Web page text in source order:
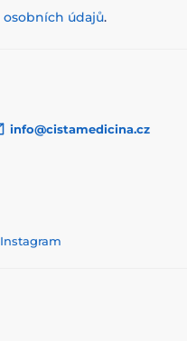
osobních údajů.
info@cistamedicina.cz
Instagram